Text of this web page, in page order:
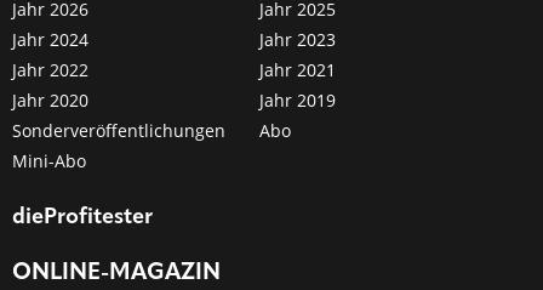
Jahr 2026
Jahr 2025
Jahr 2024
Jahr 2023
Jahr 2022
Jahr 2021
Jahr 2020
Jahr 2019
Sonderveröffentlichungen
Abo
Mini-Abo
dieProfitester
ONLINE-MAGAZIN